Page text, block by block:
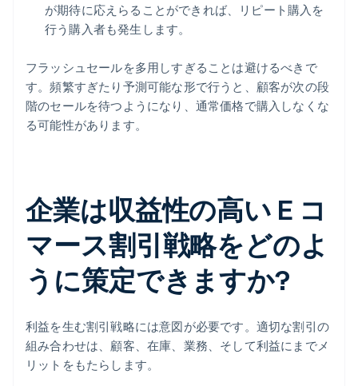
が期待に応えらることができれば、リピート購入を
行う購入者も発生します。
フラッシュセールを多用しすぎることは避けるべきで
す。頻繁すぎたり予測可能な形で行うと、顧客が次の段
階のセールを待つようになり、通常価格で購入しなくな
る可能性があります。
企業は収益性の高い E コ
マース割引戦略をどのよ
うに策定できますか?
利益を生む割引戦略には意図が必要です。適切な割引の
組み合わせは、顧客、在庫、業務、そして利益にまでメ
リットをもたらします。